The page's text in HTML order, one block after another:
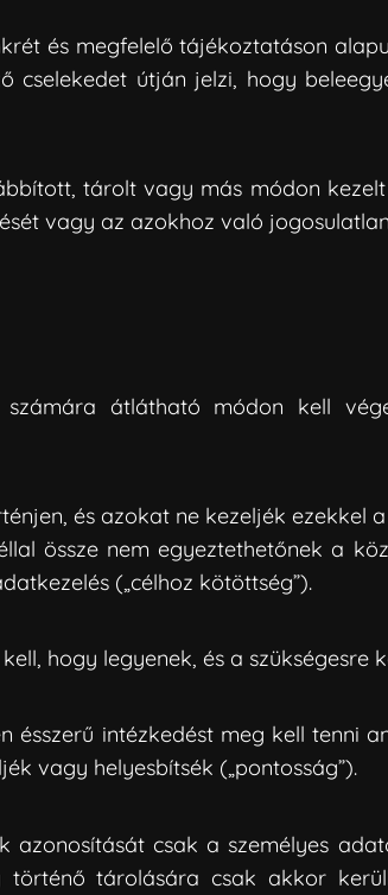
és megfelelő tájékoztatáson
útján jelzi, hogy
tárolt vagy más módon
vagy az azokhoz való
átlátható módon kell
és azokat ne kezeljék ezekkel
össze nem egyeztethetőnek a
(„célhoz kötöttség”).
hogy legyenek, és a szükségesre
ésszerű intézkedést meg kell tenni
vagy helyesbítsék („pontosság”).
csak a személyes
tárolására csak akkor